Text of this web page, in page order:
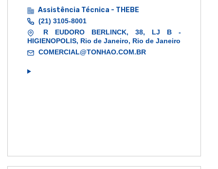
Assistência Técnica - THEBE
(21) 3105-8001
R EUDORO BERLINCK, 38, LJ B -
HIGIENOPOLIS, Rio de Janeiro, Rio de Janeiro
COMERCIAL@TONHAO.COM.BR